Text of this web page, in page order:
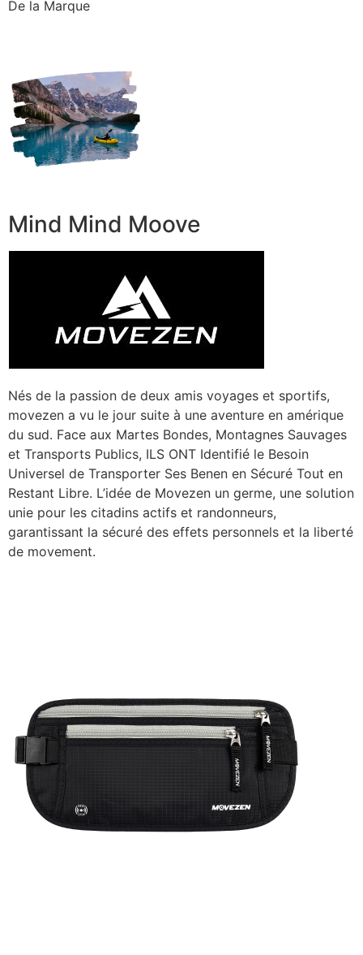
De la Marque
Mind Mind Moove
Nés de la passion de deux amis voyages et sportifs,
movezen a vu le jour suite à une aventure en amérique
du sud. Face aux Martes Bondes, Montagnes Sauvages
et Transports Publics, ILS ONT Identifié le Besoin
Universel de Transporter Ses Benen en Sécuré Tout en
Restant Libre. L’idée de Movezen un germe, une solution
unie pour les citadins actifs et randonneurs,
garantissant la sécuré des effets personnels et la liberté
de movement.